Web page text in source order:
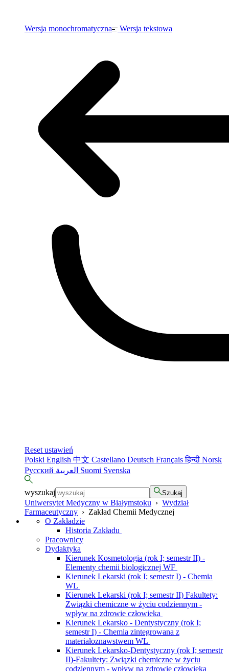
Wersja monochromatyczna Wersja tekstowa
Reset ustawień
Polski English 中文 Castellano Deutsch Françaisहिन्दी Norsk
Русский
Suomi Svenska
wyszukaj Szukaj
Uniwersytet Medyczny w Białymstoku › Wydział
Farmaceutyczny › Zakład Chemii Medycznej
O Zakładzie
Historia Zakładu
Pracownicy
Dydaktyka
Kierunek Kosmetologia (rok I; semestr II) -
Elementy chemii biologicznej WF
Kierunek Lekarski (rok I; semestr I) - Chemia
WL
Kierunek Lekarski (rok I; semestr II) Fakultety:
Związki chemiczne w życiu codziennym -
wpływ na zdrowie człowieka
Kierunek Lekarsko - Dentystyczny (rok I;
semestr I) - Chemia zintegrowana z
materiałoznawstwem WL
Kierunek Lekarsko-Dentystyczny (rok I; semestr
II)-Fakultety: Związki chemiczne w życiu
codziennym - wpływ na zdrowie człowieka